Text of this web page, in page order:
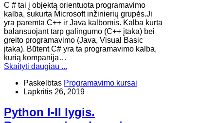
​C # tai į objektą orientuota programavimo
kalba, sukurta Microsoft inžinierių grupės.Ji
yra paremta C++ ir Java kalbomis. Kalba kurta
balansuojant tarp galingumo (C++ įtaka) bei
greito programavimo (Java, Visual Basic
įtaka). Būtent C# yra ta programavimo kalba,
kurią kompanija…
Skaityti daugiau ...
Paskelbtas Programavimo kursai
Lapkritis 26, 2019
Python I-II lygis.